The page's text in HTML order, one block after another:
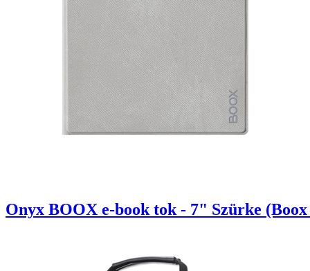
Onyx BOOX e-book tok - 7" Szürke